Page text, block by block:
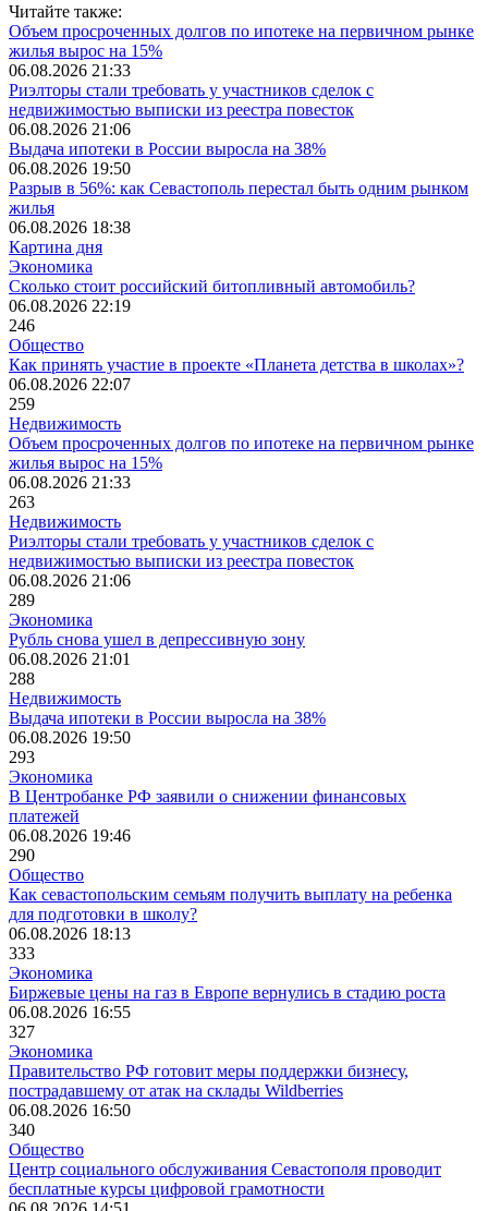
Читайте также:
Объем просроченных долгов по ипотеке на первичном рынке
жилья вырос на 15%
06.08.2026 21:33
Риэлторы стали требовать у участников сделок с
недвижимостью выписки из реестра повесток
06.08.2026 21:06
Выдача ипотеки в России выросла на 38%
06.08.2026 19:50
Разрыв в 56%: как Севастополь перестал быть одним рынком
жилья
06.08.2026 18:38
Картина дня
Экономика
Сколько стоит российский битопливный автомобиль?
06.08.2026 22:19
246
Общество
Как принять участие в проекте «Планета детства в школах»?
06.08.2026 22:07
259
Недвижимость
Объем просроченных долгов по ипотеке на первичном рынке
жилья вырос на 15%
06.08.2026 21:33
263
Недвижимость
Риэлторы стали требовать у участников сделок с
недвижимостью выписки из реестра повесток
06.08.2026 21:06
289
Экономика
Рубль снова ушел в депрессивную зону
06.08.2026 21:01
288
Недвижимость
Выдача ипотеки в России выросла на 38%
06.08.2026 19:50
293
Экономика
В Центробанке РФ заявили о снижении финансовых
платежей
06.08.2026 19:46
290
Общество
Как севастопольским семьям получить выплату на ребенка
для подготовки в школу?
06.08.2026 18:13
333
Экономика
Биржевые цены на газ в Европе вернулись в стадию роста
06.08.2026 16:55
327
Экономика
Правительство РФ готовит меры поддержки бизнесу,
пострадавшему от атак на склады Wildberries
06.08.2026 16:50
340
Общество
Центр социального обслуживания Севастополя проводит
бесплатные курсы цифровой грамотности